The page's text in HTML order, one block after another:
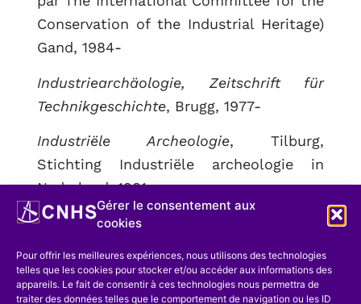
Gérer le consentement aux
cookies
Pour offrir les meilleures expériences, nous utilisons des technologies
telles que les cookies pour stocker et/ou accéder aux informations des
appareils. Le fait de consentir à ces technologies nous permettra de
traiter des données telles que le comportement de navigation ou les ID
Conservation of the Industrial Heritage)
Gand, 1984-
Industriearchäologie, Zeitschrift für
Technikgeschichte, Brugg, 1977-
Industriële Archeologie, Tilburg,
Stichting Industriële archeologie in
Nederland, 1981-
Journal of the Society for Industrial
Washington, 1972-